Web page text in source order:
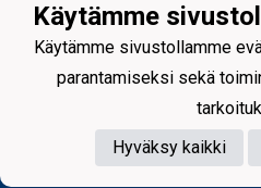
Toimisto avoinna Ti 14-17
Powered by
Käytämme
Käytämme sivustollamme
parantamiseksi sekä
Hyväksy kaikki